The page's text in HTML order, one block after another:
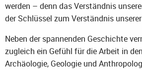
werden – denn das Verständnis
der Schlüssel zum Verständnis
Neben der spannenden Geschichte
zugleich ein Gefühl für die Arbeit in
Archäologie, Geologie und